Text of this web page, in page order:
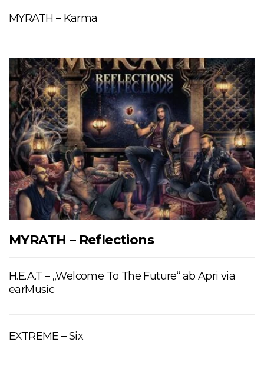
MYRATH – Karma
MYRATH – Reflections
H.E.A.T – „Welcome To The Future“ ab Apri via
earMusic
EXTREME – Six